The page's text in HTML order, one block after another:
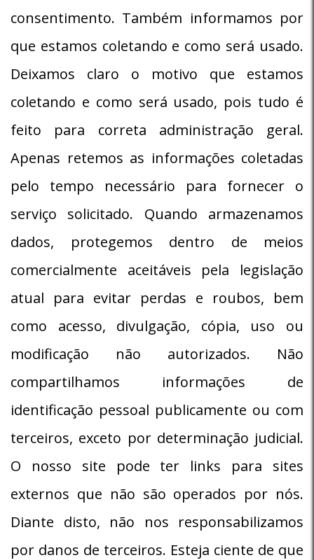
consentimento. Também informamos por
que estamos coletando e como será usado.
Deixamos claro o motivo que estamos
coletando e como será usado, pois tudo é
feito para correta administração geral.
Apenas retemos as informações coletadas
pelo tempo necessário para fornecer o
serviço solicitado. Quando armazenamos
dados, protegemos dentro de meios
comercialmente aceitáveis pela legislação
atual ​​para evitar perdas e roubos, bem
como acesso, divulgação, cópia, uso ou
modificação não autorizados. Não
compartilhamos informações de
identificação pessoal publicamente ou com
terceiros, exceto por determinação judicial.
O nosso site pode ter links para sites
externos que não são operados por nós.
Diante disto, não nos responsabilizamos
por danos de terceiros. Esteja ciente de que